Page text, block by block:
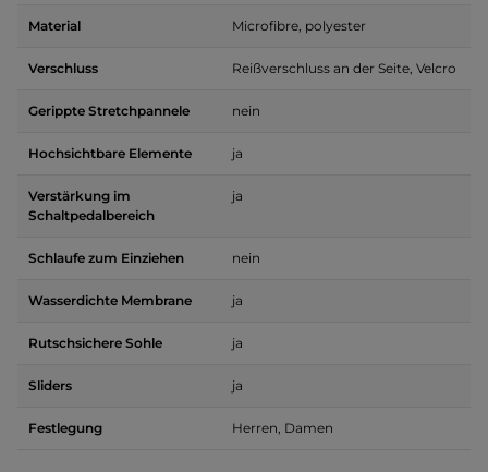
Material Microfibre, polyester
Verschluss Reißverschluss an der Seite, Velcro
Gerippte Stretchpannele nein
Hochsichtbare Elemente ja
Verstärkung im
Schaltpedalbereich
ja
Schlaufe zum Einziehen nein
Wasserdichte Membrane ja
Rutschsichere Sohle ja
Sliders ja
Festlegung Herren, Damen